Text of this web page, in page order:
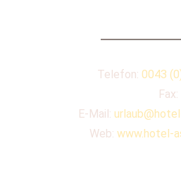
Telefon: 0043
Fax:
E-Mail:
Web: www.hotel-